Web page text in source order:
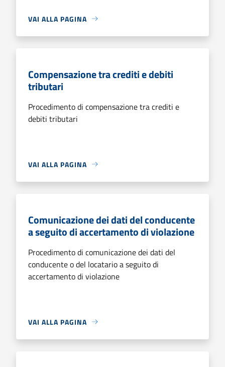
VAI ALLA PAGINA
Compensazione tra crediti e debiti
tributari
Procedimento di compensazione tra crediti e
debiti tributari
VAI ALLA PAGINA
Comunicazione dei dati del conducente
a seguito di accertamento di violazione
Procedimento di comunicazione dei dati del
conducente o del locatario a seguito di
accertamento di violazione
VAI ALLA PAGINA